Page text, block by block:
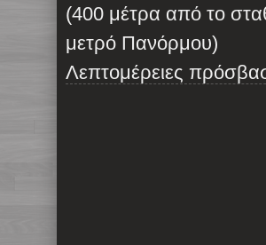
(400 μέτρα από το
μετρό Πανόρμου)
Λεπτομέρειες